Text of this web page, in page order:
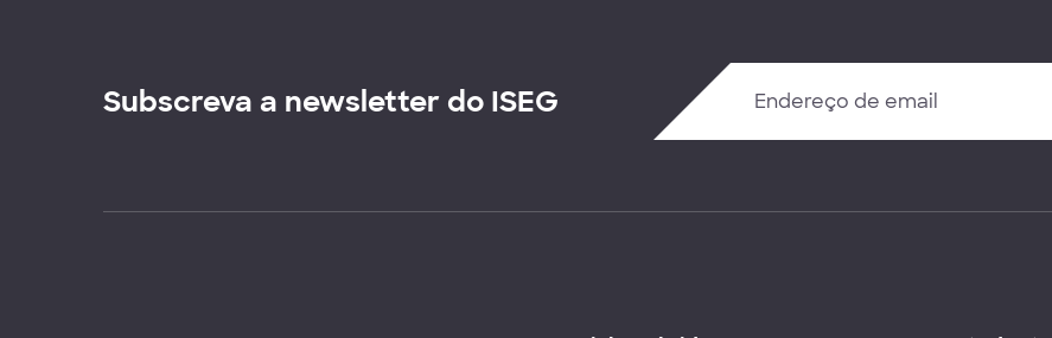
Subscreva a newsletter do ISEG